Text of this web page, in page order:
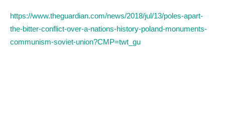
https://www.theguardian.com/news/2018/jul/13/poles-apart-
the-bitter-conflict-over-a-nations-history-poland-monuments-
communism-soviet-union?CMP=twt_gu